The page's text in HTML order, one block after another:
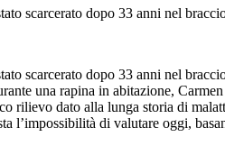
scarcerato dopo 33 anni nel
scarcerato dopo 33 anni nel
una rapina in abitazione,
rilievo dato alla lunga storia di
l’impossibilità di valutare oggi,